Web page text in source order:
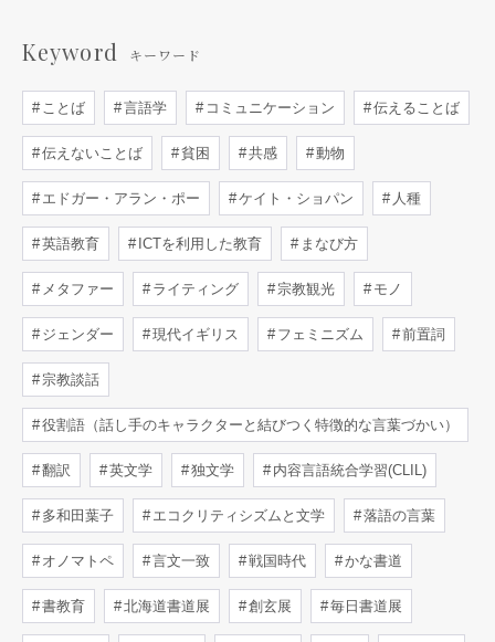
Keyword キーワード
ことば 言語学 コミュニケーション 伝えることば
伝えないことば 貧困 共感 動物
エドガー・アラン・ポー ケイト・ショパン 人種
英語教育 ICTを利用した教育 まなび方
メタファー ライティング 宗教観光 モノ
ジェンダー 現代イギリス フェミニズム 前置詞
宗教談話
役割語（話し手のキャラクターと結びつく特徴的な言葉づかい）
翻訳 英文学 独文学 内容言語統合学習(CLIL)
多和田葉子 エコクリティシズムと文学 落語の言葉
オノマトペ 言文一致 戦国時代 かな書道
書教育 北海道書道展 創玄展 毎日書道展